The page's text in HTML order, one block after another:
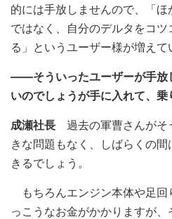
的には手放しませんので、「
ではなく、自分のデルタをコ
る」というユーザー様が増えて
――そういったユーザーが手放
いのでしょうが手に入れて、
成瀬社長 過去の軍曹さんがそ
きな問題もなく、しばらくの
きるでしょう。
もちろんエンジン本体や足回
っこうなお金がかかりますが